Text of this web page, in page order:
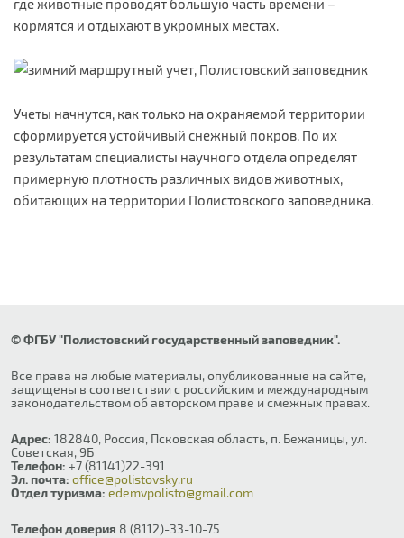
где животные проводят большую часть времени –
кормятся и отдыхают в укромных местах.
Учеты начнутся, как только на охраняемой территории
сформируется устойчивый снежный покров. По их
результатам специалисты научного отдела определят
примерную плотность различных видов животных,
обитающих на территории Полистовского заповедника.
© ФГБУ "Полистовский государственный заповедник".
Все права на любые материалы, опубликованные на сайте,
защищены в соответствии с российским и международным
законодательством об авторском праве и смежных правах.
Адрес: 182840, Россия, Псковская область, п. Бежаницы, ул.
Советская, 9Б
Телефон: +7 (81141)22-391
Эл. почта: office@polistovsky.ru
Отдел туризма: edemvpolisto@gmail.com
Телефон доверия 8 (8112)-33-10-75